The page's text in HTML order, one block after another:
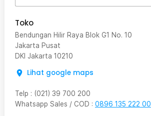
Toko
Bendungan Hilir Raya Blok G1 No. 10
Jakarta Pusat
DKI Jakarta 10210
Lihat google maps
Telp : (021) 39 700 200
Whatsapp Sales / COD : 0896 135 222 00